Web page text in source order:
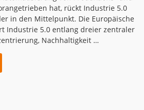
hat, rückt Industrie 5.0
in den Mittelpunkt. Die Europäische
Industrie 5.0 entlang dreier zentraler
Nachhaltigkeit …